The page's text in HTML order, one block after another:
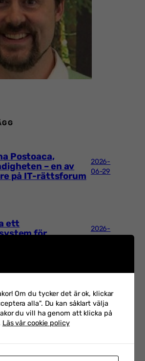
Postoaca,
– en av
på IT-rättsforum
2026-
06-29
ett
för
2026-
inför Hot &
2026 med Petra
är CSO på
2026-
02-23
Om du tycker det är ok, klickar
alla". Du kan såklart välja
du vill ha genom att klicka på
Läs vår cookie policy